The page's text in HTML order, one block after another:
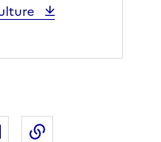
sur LinkedIn
Partager par email